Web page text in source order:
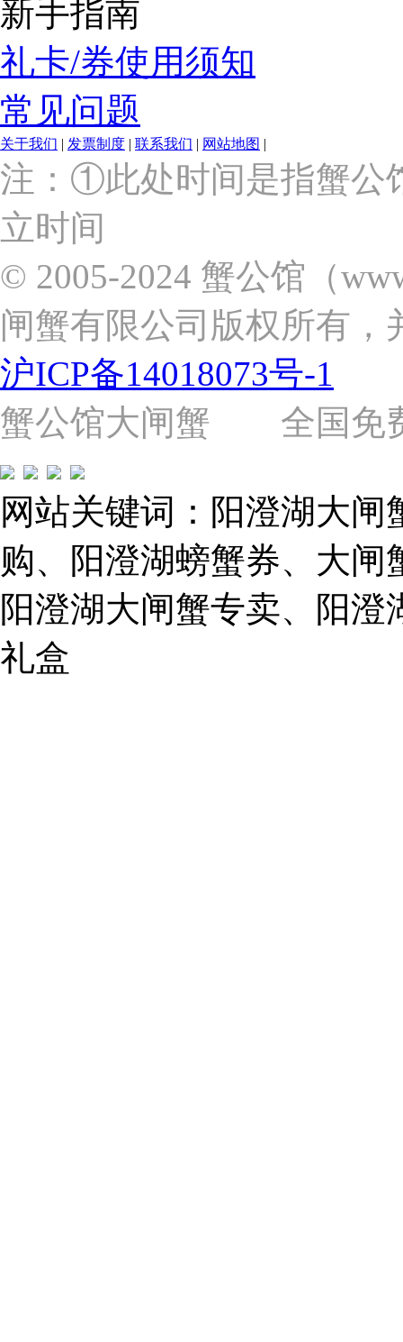
新手指南
礼卡/券使用须知
常见问题
关于我们 | 发票制度 | 联系我们 | 网站地图 |
上
海
市
浦
东
区
杨
路
号
（靠
近
苗
圃
路）
Tel:
021-
62243579
E-
mail:
859749344@qq.com
1019225591
注：①此处时间是指蟹公
立时间
© 2005-2024 蟹公馆（
闸蟹有限公司版权所有，
沪ICP备14018073号-1
蟹公馆大闸蟹 全国免费
网站关键词：阳澄湖大
购、阳澄湖螃蟹券、大
阳澄湖大闸蟹专卖、阳
礼盒